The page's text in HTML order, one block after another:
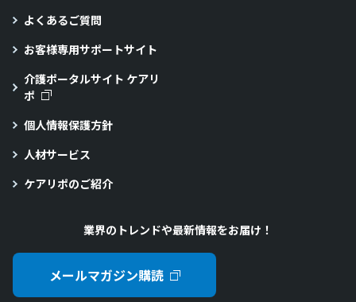
よくあるご質問
お客様専用サポートサイト
介護ポータルサイト ケアリ
ポ
個人情報保護方針
人材サービス
ケアリポのご紹介
業界のトレンドや最新情報をお届け！
メールマガジン購読